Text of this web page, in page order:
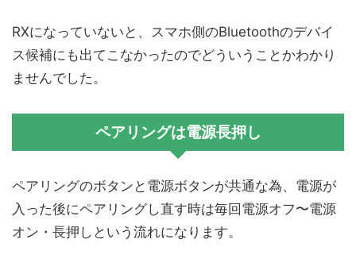
RXになっていないと、スマホ側のBluetoothのデバイ
ス候補にも出てこなかったのでどういうことかわかり
ませんでした。
ペアリングは電源長押し
ペアリングのボタンと電源ボタンが共通な為、電源が
入った後にペアリングし直す時は毎回電源オフ〜電源
オン・長押しという流れになります。